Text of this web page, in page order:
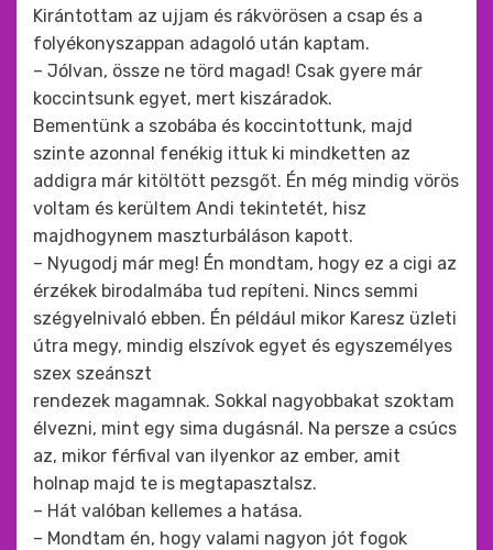
Kirántottam az ujjam és rákvörösen a csap és a
folyékonyszappan adagoló után kaptam.
– Jólvan, össze ne törd magad! Csak gyere már
koccintsunk egyet, mert kiszáradok.
Bementünk a szobába és koccintottunk, majd
szinte azonnal fenékig ittuk ki mindketten az
addigra már kitöltött pezsgőt. Én még mindig vörös
voltam és kerültem Andi tekintetét, hisz
majdhogynem maszturbáláson kapott.
– Nyugodj már meg! Én mondtam, hogy ez a cigi az
érzékek birodalmába tud repíteni. Nincs semmi
szégyelnivaló ebben. Én például mikor Karesz üzleti
útra megy, mindig elszívok egyet és egyszemélyes
szex szeánszt
rendezek magamnak. Sokkal nagyobbakat szoktam
élvezni, mint egy sima dugásnál. Na persze a csúcs
az, mikor férfival van ilyenkor az ember, amit
holnap majd te is megtapasztalsz.
– Hát valóban kellemes a hatása.
– Mondtam én, hogy valami nagyon jót fogok